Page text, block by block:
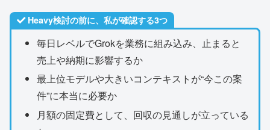
Heavy検討の前に、私が確認する3つ
毎日レベルでGrokを業務に組み込み、止まると
売上や納期に影響するか
最上位モデルや大きいコンテキストが“今この案
件”に本当に必要か
月額の固定費として、回収の見通しが立っている